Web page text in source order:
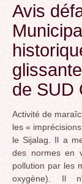
Avis
de SUD
Activité de
les «
le Sijalag. Il a
des normes en
pollution par les
oxygène). Il